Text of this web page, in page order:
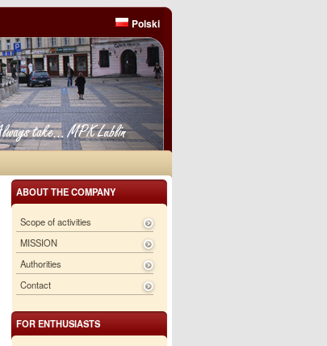
Polski
ABOUT THE COMPANY
Scope of activities
MISSION
Authorities
Contact
FOR ENTHUSIASTS